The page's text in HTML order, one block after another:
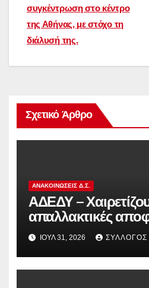
συγκέντρωση στο κέντρο
της Αθήνας, με στόχο τη
διάλυσή της.
Σχετικό Άρθρο
ΑΝΑΚΟΙΝΏΣΕΙΣ Δ.Σ.
ΑΔΕΔΥ –
απαλλακτικές
διωκόμενους
συμμετείχαν στον
στην
ΙΟΎΛ 31, 2026